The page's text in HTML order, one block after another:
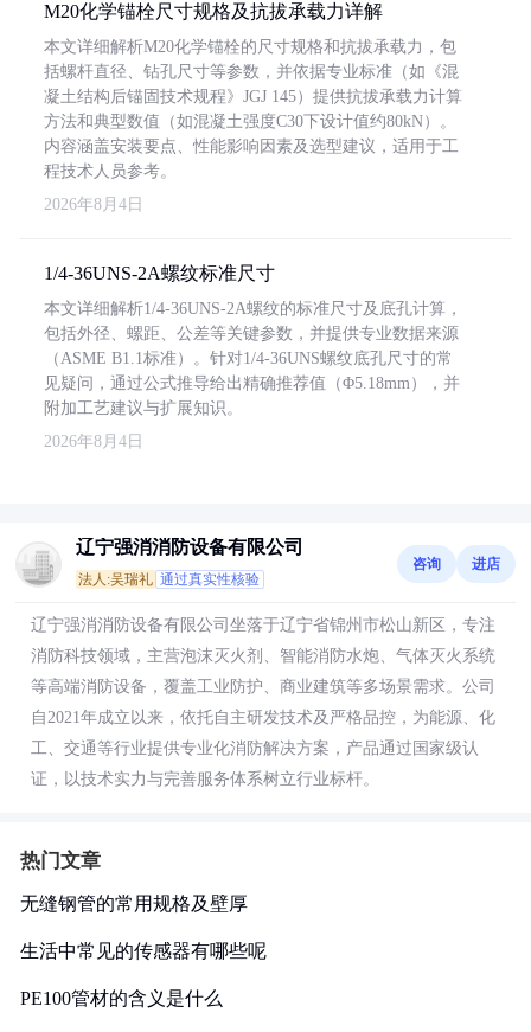
M20化学锚栓尺寸规格及抗拔承载力详解
本文详细解析M20化学锚栓的尺寸规格和抗拔承载力，包
括螺杆直径、钻孔尺寸等参数，并依据专业标准（如《混
凝土结构后锚固技术规程》JGJ 145）提供抗拔承载力计算
方法和典型数值（如混凝土强度C30下设计值约80kN）。
内容涵盖安装要点、性能影响因素及选型建议，适用于工
程技术人员参考。
2026年8月4日
1/4-36UNS-2A螺纹标准尺寸
本文详细解析1/4-36UNS-2A螺纹的标准尺寸及底孔计算，
包括外径、螺距、公差等关键参数，并提供专业数据来源
（ASME B1.1标准）。针对1/4-36UNS螺纹底孔尺寸的常
见疑问，通过公式推导给出精确推荐值（Φ5.18mm），并
附加工艺建议与扩展知识。
2026年8月4日
辽宁强消消防设备有限公司
法人:吴瑞礼 通过真实性核验
咨询 进店
辽宁强消消防设备有限公司坐落于辽宁省锦州市松山新区，专注
消防科技领域，主营泡沫灭火剂、智能消防水炮、气体灭火系统
等高端消防设备，覆盖工业防护、商业建筑等多场景需求。公司
自2021年成立以来，依托自主研发技术及严格品控，为能源、化
工、交通等行业提供专业化消防解决方案，产品通过国家级认
证，以技术实力与完善服务体系树立行业标杆。
热门文章
无缝钢管的常用规格及壁厚
生活中常见的传感器有哪些呢
PE100管材的含义是什么